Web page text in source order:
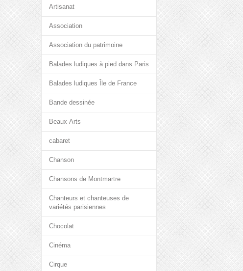
Artisanat
Association
Association du patrimoine
Balades ludiques à pied dans Paris
Balades ludiques Île de France
Bande dessinée
Beaux-Arts
cabaret
Chanson
Chansons de Montmartre
Chanteurs et chanteuses de
variétés parisiennes
Chocolat
Cinéma
Cirque